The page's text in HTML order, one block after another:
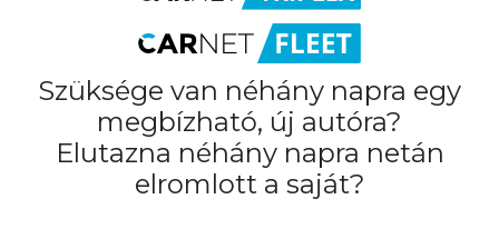
Szüksége van néhány napra egy
megbízható, új autóra?
Elutazna néhány napra netán
elromlott a saját?